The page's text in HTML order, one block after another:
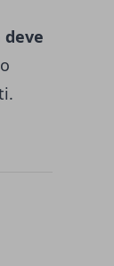
deve